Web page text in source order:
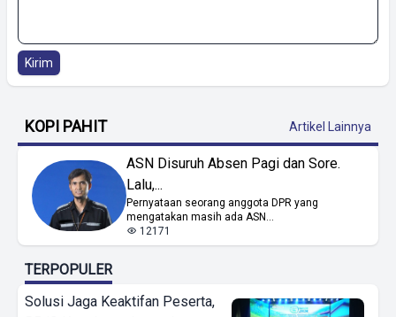
Kirim
KOPI PAHIT Artikel Lainnya
ASN Disuruh Absen Pagi dan Sore.
Lalu,...
Pernyataan seorang anggota DPR yang
mengatakan masih ada ASN...
12171
TERPOPULER
Solusi Jaga Keaktifan Peserta,